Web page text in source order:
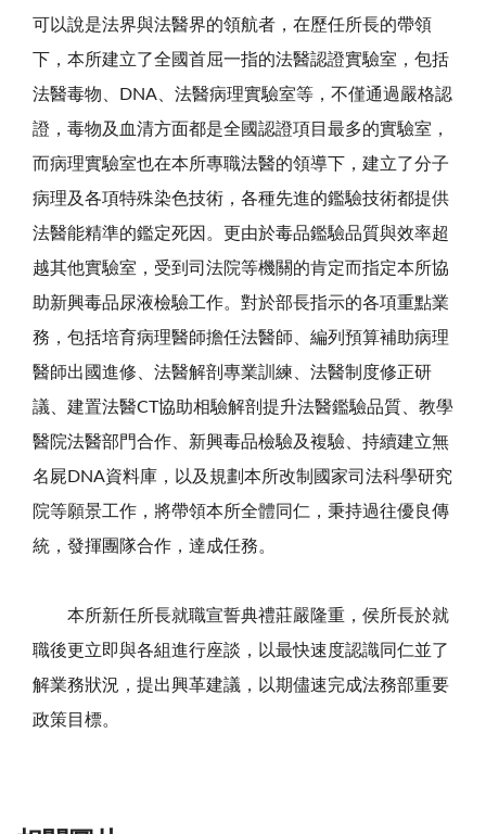
可以說是法界與法醫界的領航者，在歷任所長的帶領
下，本所建立了全國首屈一指的法醫認證實驗室，包括
法醫毒物、
DNA 、法醫病理實驗室等，不僅通過嚴格認
證，毒物及血清方面都是全國認證項目最多的實驗室，
而病理實驗室也在本所專職法醫的領導下，建立了分子
病理及各項特殊染色技術，各種先進的鑑驗技術都提供
法醫能精準的鑑定死因。更由於毒品鑑驗品質與效率超
越其他實驗室，受到司法院等機關的肯定而指定本所協
助新興毒品尿液檢驗工作。對於部長指示的各項重點業
務，包括培育病理醫師擔任法醫師、編列預算補助病理
醫師出國進修、法醫解剖專業訓練、法醫制度修正研
議、建置法醫CT協助相驗解剖提升法醫鑑驗品質、教學
醫院法醫部門合作、新興毒品檢驗及複驗、持續建立無
名屍 DNA資料庫，以及規劃本所改制國家司法科學研究
院等願景工作，將帶領本所全體同仁，秉持過往優良傳
統，發揮團隊合作，達成任務。
本所新任所長就職宣誓典禮莊嚴隆重，侯所長於就
職後更立即與各組進行座談，以最快速度認識同仁並了
解業務狀況，提出興革建議，以期儘速完成法務部重要
政策目標。